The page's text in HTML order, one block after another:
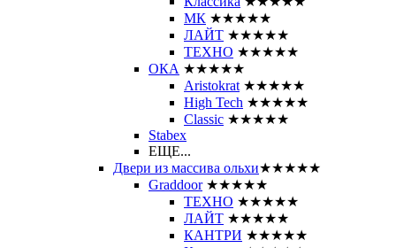
МК ★★★★★
ЛАЙТ ★★★★★
ТЕХНО ★★★★★
ОКА ★★★★★
Aristokrat ★★★★★
High Tech ★★★★★
Classic ★★★★★
Stabex
ЕЩЕ...
Двери из массива ольхи★★★★★
Graddoor ★★★★★
ТЕХНО ★★★★★
ЛАЙТ ★★★★★
КАНТРИ ★★★★★